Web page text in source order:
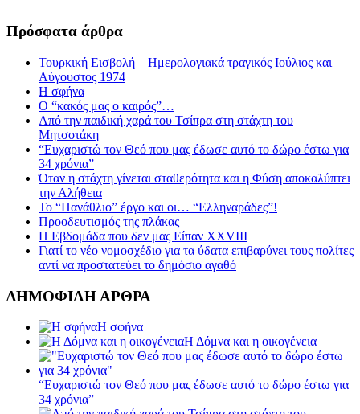
Πρόσφατα άρθρα
Τουρκική Εισβολή – Ημερολογιακά τραγικός Ιούλιος και
Αύγουστος 1974
Η σφήνα
Ο “κακός μας ο καιρός”…
Από την παιδική χαρά του Τσίπρα στη στάχτη του
Μητσοτάκη
“Ευχαριστώ τον Θεό που μας έδωσε αυτό το δώρο έστω για
34 χρόνια”
Όταν η στάχτη γίνεται σταθερότητα και η Φύση αποκαλύπτει
την Αλήθεια
Το “Πανάθλιο” έργο και οι… “Ελληναράδες”!
Προοδευτισμός της πλάκας
Η Εβδομάδα που δεν μας Είπαν XXVIII
Γιατί το νέο νομοσχέδιο για τα ύδατα επιβαρύνει τους πολίτες
αντί να προστατεύει το δημόσιο αγαθό
ΔΗΜΟΦΙΛΗ ΑΡΘΡΑ
Η σφήνα
Η Δόμνα και η οικογένεια
“Ευχαριστώ τον Θεό που μας έδωσε αυτό το δώρο έστω για
34 χρόνια”